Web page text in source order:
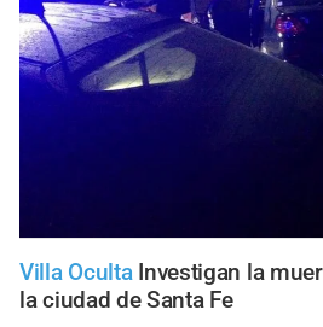
Villa Oculta Investigan la
la ciudad de Santa Fe